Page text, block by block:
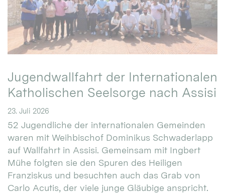
Jugendwallfahrt der Internationalen
Katholischen Seelsorge nach Assisi
23. Juli 2026
52 Jugendliche der internationalen Gemeinden
waren mit Weihbischof Dominikus Schwaderlapp
auf Wallfahrt in Assisi. Gemeinsam mit Ingbert
Mühe folgten sie den Spuren des Heiligen
Franziskus und besuchten auch das Grab von
Carlo Acutis, der viele junge Gläubige anspricht.